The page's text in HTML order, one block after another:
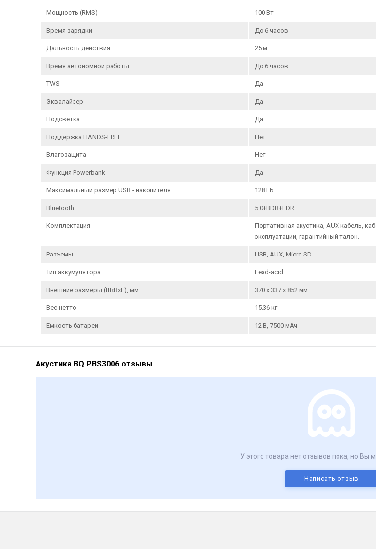
Мощность (RMS) 100 Вт
Время зарядки До 6 часов
Дальность действия 25 м
Время автономной работы До 6 часов
TWS Да
Эквалайзер Да
Подсветка Да
Поддержка HANDS-FREE Нет
Влагозащита Нет
Функция Powerbank Да
Максимальный размер USB - накопителя 128 ГБ
Bluetooth 5.0+BDR+EDR
Комплектация
Портативная акустика, AUX кабель,
эксплуатации, гарантийный талон.
Разъемы USB, AUX, Micro SD
Тип аккумулятора Lead-acid
Внешние размеры (ШхВхГ), мм 370 х 337 х 852 мм
Вес нетто 15.36 кг
Емкость батареи 12 В, 7500 мАч
Акустика BQ PBS3006 отзывы
У этого товара нет отзывов пока, но Вы
Написать отзыв